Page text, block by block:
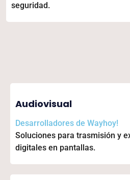
seguridad.
Audiovisual
Desarrolladores de Wayhoy!
Soluciones para trasmisión y
digitales en pantallas.